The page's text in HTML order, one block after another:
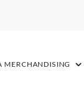
MERCHANDISING